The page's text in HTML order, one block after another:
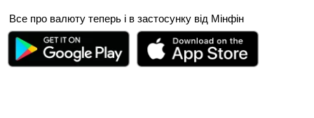
Все про валюту теперь і в застосунку від Мінфін